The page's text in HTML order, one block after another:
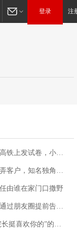
登录 注
回应：列车员个人行为，不是铁路规定
措施，“本人长期与美国交管局保持沟通，对方表示肯定”
由谁在家门口撒野
全被退回，分文不少；顾客：言而有信，让人感动
职，被骚扰的当事人还有问题待解决